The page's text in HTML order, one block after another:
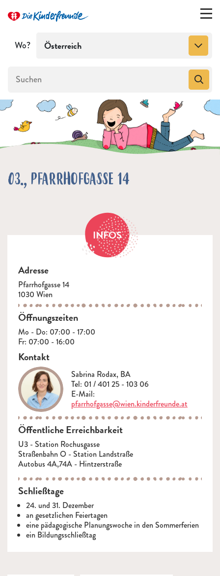
Wo? Österreich
03., PFARRHOFGASSE 14
INFOS
Adresse
Pfarrhofgasse 14
1030 Wien
Öffnungszeiten
Mo - Do: 07:00 - 17:00
Fr: 07:00 - 16:00
Kontakt
Sabrina Rodax, BA
Tel: 01 / 401 25 - 103 06
E-Mail:
pfarrhofgasse@wien.kinderfreunde.at
Öffentliche Erreichbarkeit
U3 - Station Rochusgasse
Straßenbahn O - Station Landstraße
Autobus 4A,74A - Hintzerstraße
Schließtage
24. und 31. Dezember
an gesetzlichen Feiertagen
eine pädagogische Planungswoche in den Sommerferien
ein Bildungsschließtag